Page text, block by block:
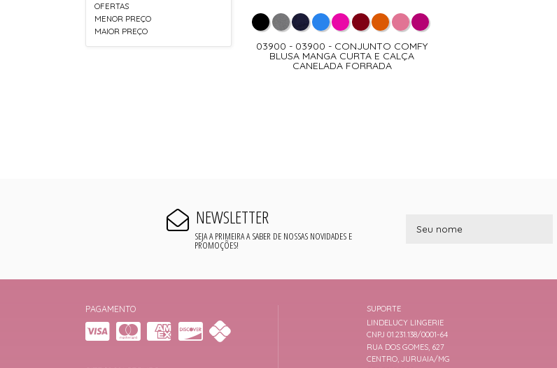
OFERTAS
MENOR PREÇO
MAIOR PREÇO
03900 - 03900 - CONJUNTO COMFY
BLUSA MANGA CURTA E CALÇA
CANELADA FORRADA
NEWSLETTER
SEJA A PRIMEIRA A SABER DE NOSSAS NOVIDADES E
PROMOÇÕES!
PAGAMENTO
SUPORTE
LINDELUCY LINGERIE
CNPJ 01.231.138/0001-64
RUA DOS GOMES, 627
CENTRO, JURUAIA/MG